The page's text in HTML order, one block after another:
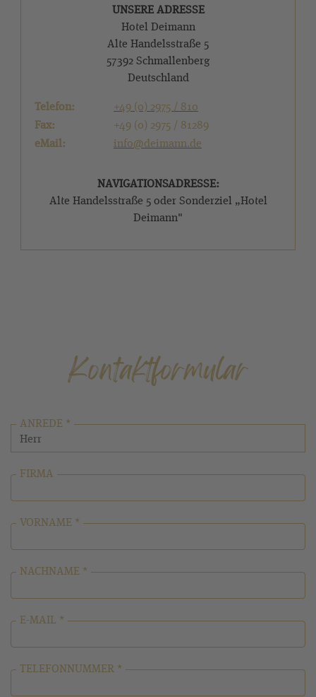
UNSERE ADRESSE
Hotel Deimann
Alte Handelsstraße 5
57392 Schmallenberg
Deutschland
Telefon:
+49 (0) 2975 / 810
Fax:
+49 (0) 2975 / 81289
eMail:
info@deimann.de
NAVIGATIONSADRESSE:
Alte Handelsstraße 5 oder Sonderziel „Hotel
Deimann"
Kontaktformular
ANREDE *
FIRMA
VORNAME *
NACHNAME *
E-MAIL *
TELEFONNUMMER *